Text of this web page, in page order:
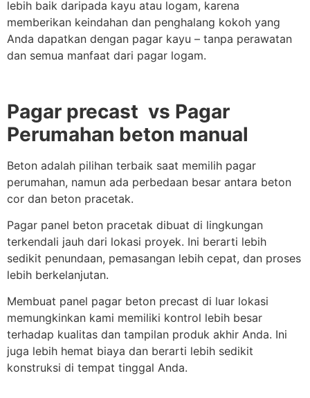
lebih baik daripada kayu atau logam, karena
memberikan keindahan dan penghalang kokoh yang
Anda dapatkan dengan pagar kayu – tanpa perawatan
dan semua manfaat dari pagar logam.
Pagar precast vs Pagar
Perumahan beton manual
Beton adalah pilihan terbaik saat memilih pagar
perumahan, namun ada perbedaan besar antara beton
cor dan beton pracetak.
Pagar panel beton pracetak dibuat di lingkungan
terkendali jauh dari lokasi proyek. Ini berarti lebih
sedikit penundaan, pemasangan lebih cepat, dan proses
lebih berkelanjutan.
Membuat panel pagar beton precast di luar lokasi
memungkinkan kami memiliki kontrol lebih besar
terhadap kualitas dan tampilan produk akhir Anda. Ini
juga lebih hemat biaya dan berarti lebih sedikit
konstruksi di tempat tinggal Anda.